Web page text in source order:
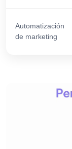
Automatización
de marketing